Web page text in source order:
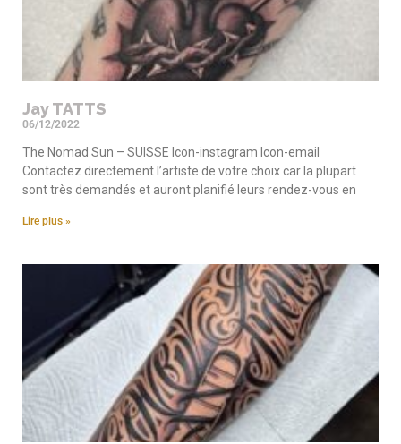
Jay TATTS
06/12/2022
The Nomad Sun – SUISSE Icon-instagram Icon-email
Contactez directement l’artiste de votre choix car la plupart
sont très demandés et auront planifié leurs rendez-vous en
Lire plus »